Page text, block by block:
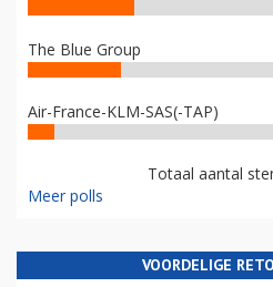
The Blue Group
Air-France-KLM-SAS(-TAP)
Totaal aantal
Meer polls
VOORDELIGE